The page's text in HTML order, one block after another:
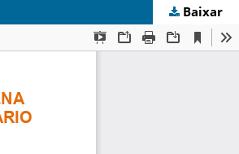
Baixar